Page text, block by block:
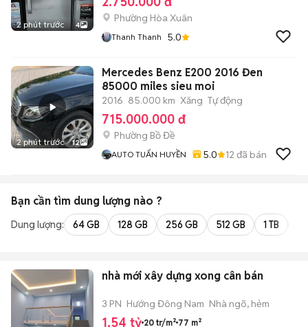
2 phút trước 4
Phường Hòa Xuân
Thanh Thanh 5.0
2 phút trước 12
Mercedes Benz E200 2016 Đen
85000 miles sieu moi
2016 85.000 km Xăng Tự động
715.000.000 đ
Phường Bồ Đề
AUTO TUẤN HUYỀN 5.0 12 đã bán
Bạn cần tìm dung lượng nào ?
Dung lượng: 64 GB 128 GB 256 GB 512 GB 1 TB
nhà mới xây dựng xong cân bán
3 PN Hướng Đông Nam Nhà ngõ, hẻm
1,54 tỷ 20 tr/m² 77 m²